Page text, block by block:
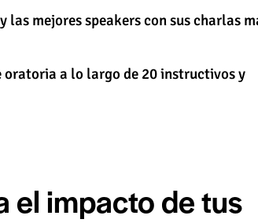
las mejores speakers con sus charlas
oratoria a lo largo de 20 instructivos y
el impacto de tus